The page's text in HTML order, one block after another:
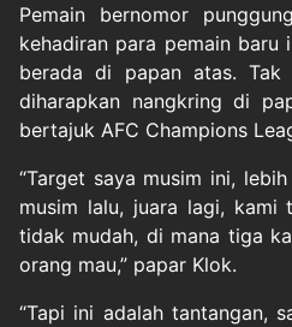
Pemain bernomor
kehadiran para pemain baru
berada di papan atas.
diharapkan nangkring di
bertajuk AFC Champions
“Target saya musim ini,
musim lalu, juara lagi, kami
tidak mudah, di mana tiga
orang mau,” papar Klok.
“Tapi ini adalah tantangan,